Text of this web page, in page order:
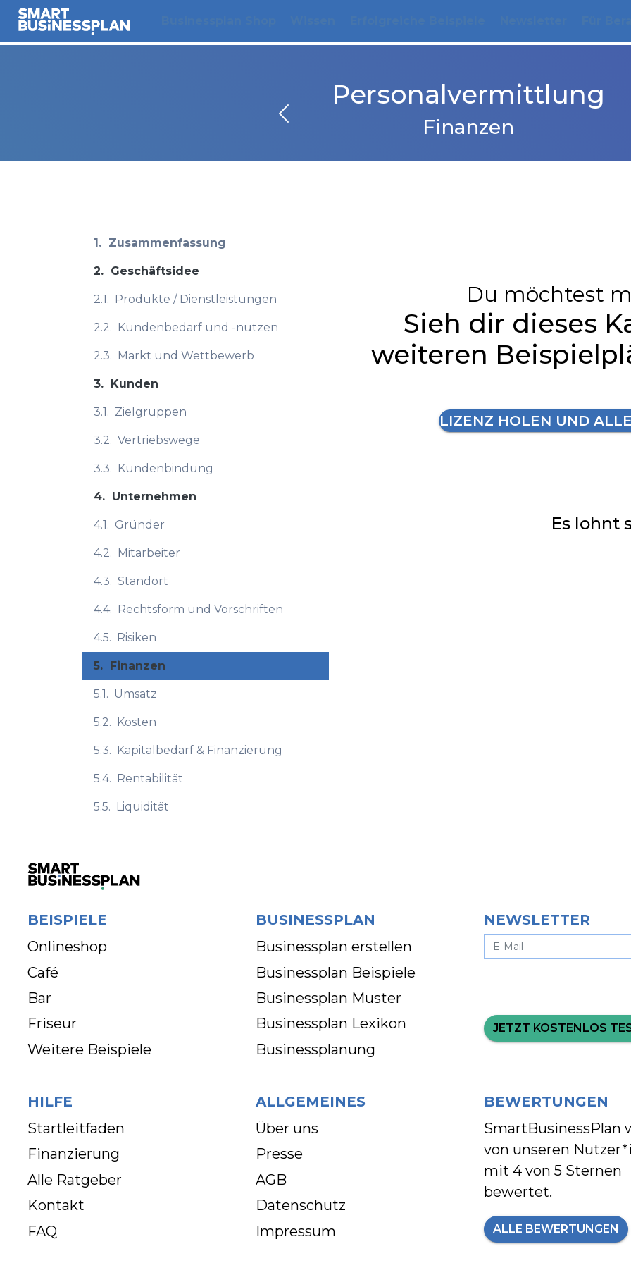
Personalvermittlung
Finanzen
1. Zusammenfassung
2. Geschäftsidee
2.1. Produkte / Dienstleistungen
2.2. Kundenbedarf und -nutzen
2.3. Markt und Wettbewerb
3. Kunden
3.1. Zielgruppen
3.2. Vertriebswege
3.3. Kundenbindung
4. Unternehmen
4.1. Gründer
4.2. Mitarbeiter
4.3. Standort
4.4. Rechtsform und Vorschriften
4.5. Risiken
5. Finanzen
5.1. Umsatz
5.2. Kosten
5.3. Kapitalbedarf & Finanzierung
5.4. Rentabilität
5.5. Liquidität
Du möchtest
Sieh dir dieses
weiteren
LIZENZ HOLEN UND
Es lohnt
BEISPIELE
Onlineshop
Café
Bar
Friseur
Weitere Beispiele
BUSINESSPLAN
Businessplan erstellen
Businessplan Beispiele
Businessplan Muster
Businessplan Lexikon
Businessplanung
NEWSLETTER
JETZT KOSTENLOS
HILFE
Startleitfaden
Finanzierung
Alle Ratgeber
Kontakt
FAQ
ALLGEMEINES
Über uns
Presse
AGB
Datenschutz
Impressum
BEWERTUNGEN
SmartBusinessPlan
von unseren
mit 4 von 5 Sternen
bewertet.
ALLE BEWERTUNGEN